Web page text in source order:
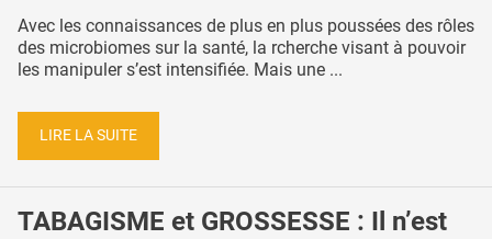
Avec les connaissances de plus en plus poussées des rôles
des microbiomes sur la santé, la rcherche visant à pouvoir
les manipuler s’est intensifiée. Mais une ...
LIRE LA SUITE
TABAGISME et GROSSESSE : Il n’est